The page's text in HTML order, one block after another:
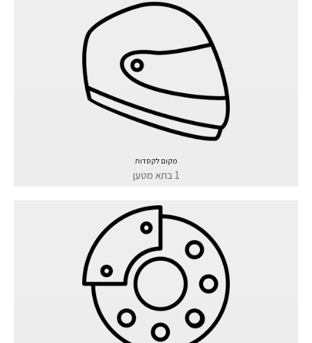
מקום לקסדות
1 בתא מטען